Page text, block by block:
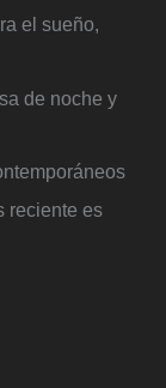
el sueño,
de noche y
reciente es